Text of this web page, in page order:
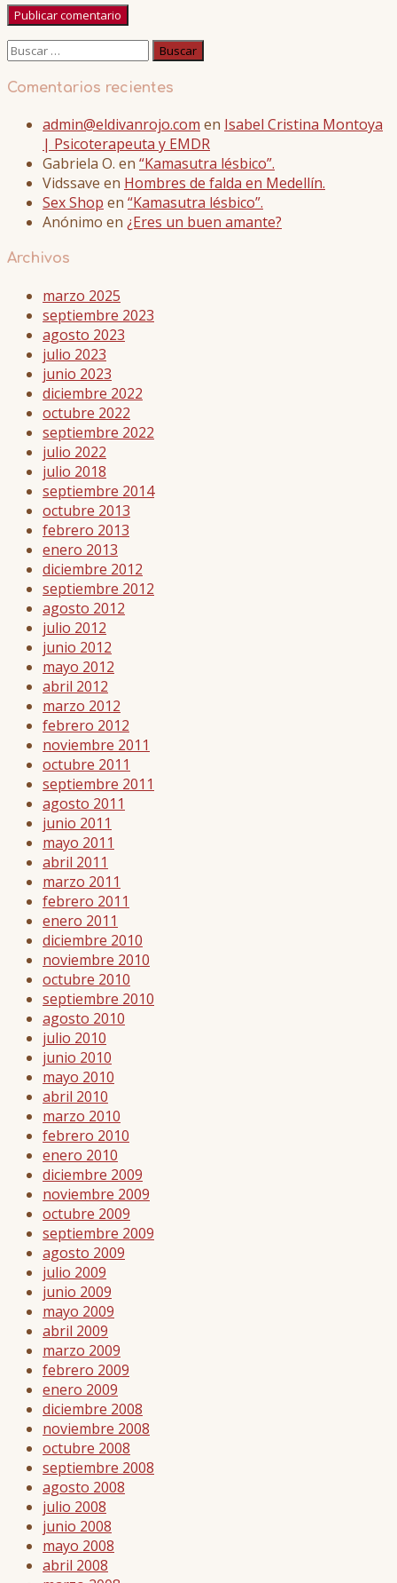
Buscar:
Comentarios recientes
admin@eldivanrojo.com en Isabel Cristina Montoya
| Psicoterapeuta y EMDR
Gabriela O. en “Kamasutra lésbico”.
Vidssave en Hombres de falda en Medellín.
Sex Shop en “Kamasutra lésbico”.
Anónimo en ¿Eres un buen amante?
Archivos
marzo 2025
septiembre 2023
agosto 2023
julio 2023
junio 2023
diciembre 2022
octubre 2022
septiembre 2022
julio 2022
julio 2018
septiembre 2014
octubre 2013
febrero 2013
enero 2013
diciembre 2012
septiembre 2012
agosto 2012
julio 2012
junio 2012
mayo 2012
abril 2012
marzo 2012
febrero 2012
noviembre 2011
octubre 2011
septiembre 2011
agosto 2011
junio 2011
mayo 2011
abril 2011
marzo 2011
febrero 2011
enero 2011
diciembre 2010
noviembre 2010
octubre 2010
septiembre 2010
agosto 2010
julio 2010
junio 2010
mayo 2010
abril 2010
marzo 2010
febrero 2010
enero 2010
diciembre 2009
noviembre 2009
octubre 2009
septiembre 2009
agosto 2009
julio 2009
junio 2009
mayo 2009
abril 2009
marzo 2009
febrero 2009
enero 2009
diciembre 2008
noviembre 2008
octubre 2008
septiembre 2008
agosto 2008
julio 2008
junio 2008
mayo 2008
abril 2008